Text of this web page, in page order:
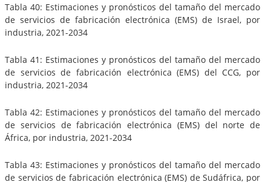
Tabla 40: Estimaciones y pronósticos del tamaño del mercado
de servicios de fabricación electrónica (EMS) de Israel, por
industria, 2021-2034
Tabla 41: Estimaciones y pronósticos del tamaño del mercado
de servicios de fabricación electrónica (EMS) del CCG, por
industria, 2021-2034
Tabla 42: Estimaciones y pronósticos del tamaño del mercado
de servicios de fabricación electrónica (EMS) del norte de
África, por industria, 2021-2034
Tabla 43: Estimaciones y pronósticos del tamaño del mercado
de servicios de fabricación electrónica (EMS) de Sudáfrica, por